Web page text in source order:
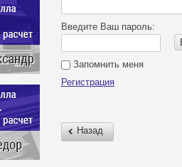
Введите Ваш пароль:
Запомнить меня
Регистрация
Назад